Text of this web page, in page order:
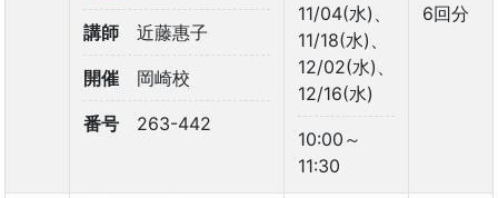
講師 近藤惠子
開催 岡崎校
番号 263-442
11/04(水)、
11/18(水)、
12/02(水)、
12/16(水)
10:00～
11:30
6回分